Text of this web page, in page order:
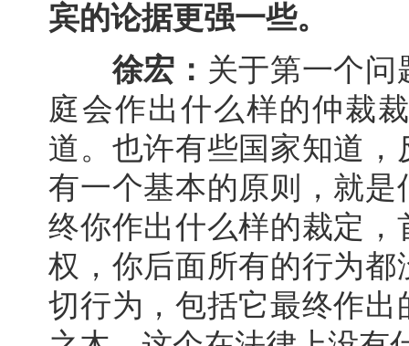
宾的论据更强一些。
徐宏： 关于第一个问
庭会作出什么样的仲裁
道。也许有些国家知道
有一个基本的原则，就
终你作出什么样的裁定
权，你后面所有的行为
切行为，包括它最终作